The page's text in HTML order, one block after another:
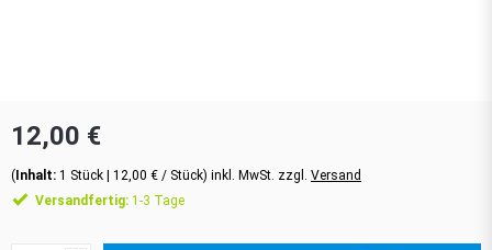
12,00 €
(Inhalt: 1 Stück | 12,00 € / Stück) inkl. MwSt. zzgl. Versand
Versandfertig: 1-3 Tage